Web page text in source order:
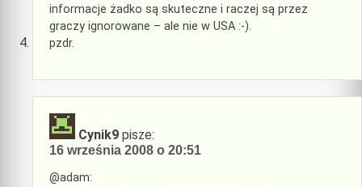
informacje żadko są skuteczne i raczej są przez
graczy ignorowane – ale nie w USA :-).
pzdr.
Cynik9 pisze:
16 września 2008 o 20:51
@adam: